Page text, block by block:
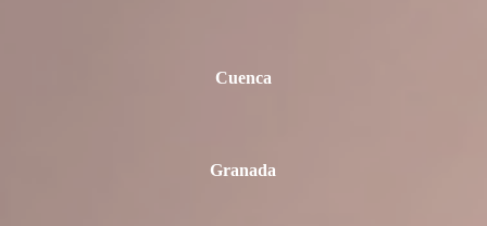
Cuenca
Granada